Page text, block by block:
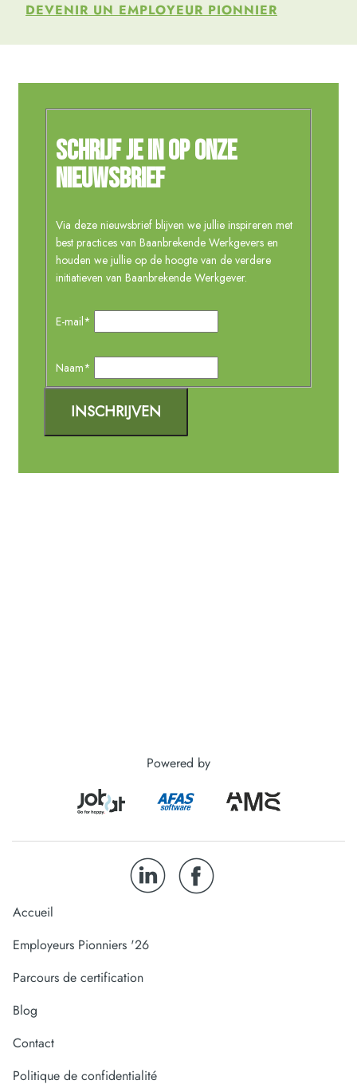
DEVENIR UN EMPLOYEUR PIONNIER
Powered by
Accueil
Employeurs Pionniers '26
Parcours de certification
Blog
Contact
Politique de confidentialité